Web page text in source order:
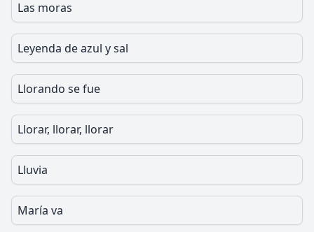
Las moras
Leyenda de azul y sal
Llorando se fue
Llorar, llorar, llorar
Lluvia
María va